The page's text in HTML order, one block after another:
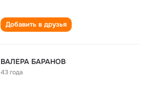
Добавить в друзья
ВАЛЕРА БАРАНОВ
43 года